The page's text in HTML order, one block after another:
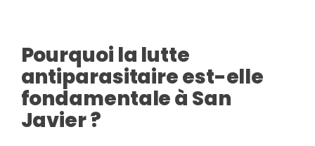
Pourquoi la lutte
antiparasitaire est-elle
fondamentale à San
Javier ?